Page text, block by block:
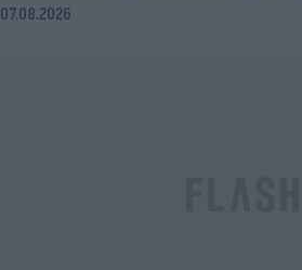
07.08.2026